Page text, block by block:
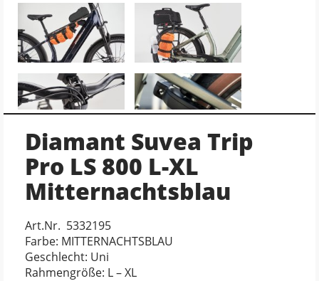
Diamant Suvea Trip
Pro LS 800 L-XL
Mitternachtsblau
Art.Nr. 5332195
Farbe: MITTERNACHTSBLAU
Geschlecht: Uni
Rahmengröße: L – XL